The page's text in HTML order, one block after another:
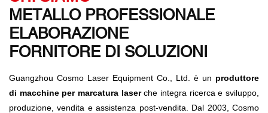
installazione, la sessione di formazione e i vantaggi dell'utilizzo
della macchina per il taglio laser in fibra per la tua azienda.
METALLO PROFESSIONALE
ELABORAZIONE
FORNITORE DI SOLUZIONI
Guangzhou Cosmo Laser Equipment Co., Ltd. è un produttore
di macchine per marcatura laserche integra ricerca e sviluppo,
produzione, vendita e assistenza post-vendita. Dal 2003, Cosmo